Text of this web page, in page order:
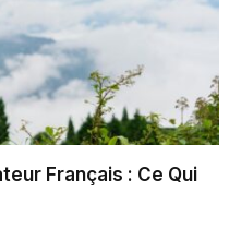
Français : Ce Qui